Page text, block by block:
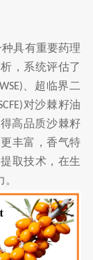
种具有重要药理
，系统评估了
、超临界二
对沙棘籽油
高品质沙棘籽
丰富，香气特
取技术，在生